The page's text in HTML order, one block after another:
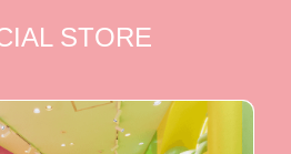
STORE